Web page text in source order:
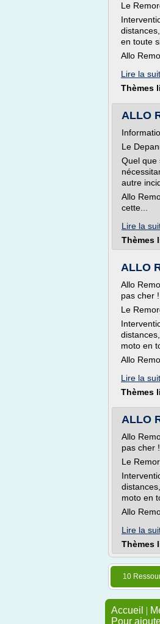
Le
en toute
Allo
Lire la
Thèmes
ALLO
Le
Quel que
autre
Allo
cette...
Lire la
Thèmes
ALLO
Allo
pas cher !
Le
moto en
Allo
Lire la
Thèmes
ALLO
Allo
pas cher !
Le
moto en
Allo
Lire la
Thèmes
10
Accueil |
Pour